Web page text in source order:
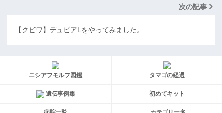
次の記事
【クビワ】デュビアLをやってみました。
ニシアフモルフ図鑑 タマゴの経過
遺伝事例集 初めてキット